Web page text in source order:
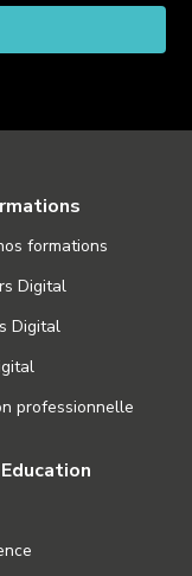
formations
Digital
Digital
professionnelle